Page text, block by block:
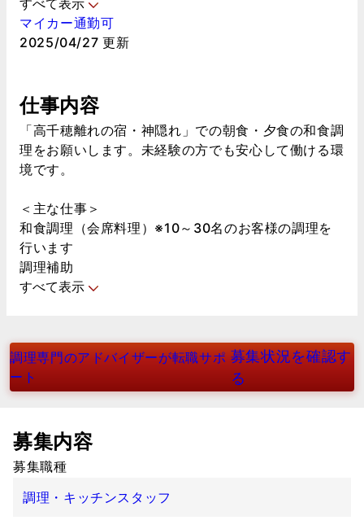
すべて表示
マイカー通勤可
2025/04/27 更新
仕事内容
「高千穂離れの宿・神隠れ」での朝食・夕食の和食調
理をお願いします。未経験の方でも安心して働ける環
境です。
＜主な仕事＞
和食調理（会席料理）※10～30名のお客様の調理を
行います
調理補助
すべて表示
調理専門のアドバイザーが転職サポ
ート
募集状況を確認す
る
募集内容
募集職種
調理・キッチンスタッフ